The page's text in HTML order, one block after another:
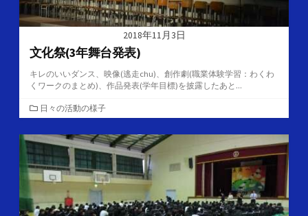
2018年11月3日
文化祭(3年舞台発表)
キレのいいダンス、映像(逃走chu)、創作劇(職業体験学習：わくわ
くワークのまとめ)、作品発表(学年目標)を披露したあと...
カ
テ
ゴ
リ
ー
日々の活動の様子